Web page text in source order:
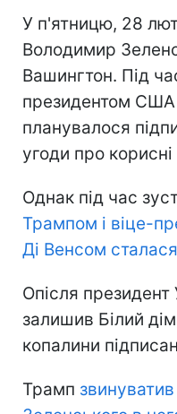
У п'ятницю, 28
Володимир
Вашингтон. Під
президентом
планувалося
угоди про
Однак під час
Трампом і віце-
Ді Венсом
Опісля президент
залишив Білий
копалини
Трамп